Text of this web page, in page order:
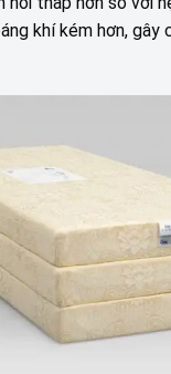
khí kém hơn, gây